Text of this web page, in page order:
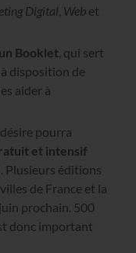
Digital, Webet
un Booklet, qui sert
à disposition de
aider à
pourra
et intensif
Plusieurs éditions
de France et la
prochain. 500
donc important